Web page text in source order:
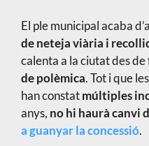
El ple municipal acaba
de neteja viària i
calenta a la ciutat des de
de polèmica. Tot i que les
han constatmúltiples
anys, no hi haurà canvi
a guanyar la concessió.